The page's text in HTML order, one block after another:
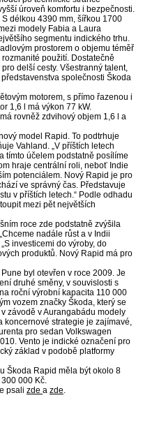
úroveň komfortu i bezpečnosti.
délkou 4390 mm, šířkou 1700
modely Fabia a Laura
segmentu indického trhu.
prostorem o objemu téměř
použití. Dostatečně
delší cesty. Všestranný talent,
společnosti Škoda
motorem, s přímo řazenou i
1,6 l má výkon 77 kW.
rovněž zdvihový objem 1,6 l a
model Rapid. To podtrhuje
Vahland. „V příštích letech
tímto účelem podstatně posílíme
hraje centrální roli, neboť Indie
potenciálem. Nový Rapid je pro
ve správný čas. Představuje
v příštích letech.“ Podle odhadu
mezi pět největších
roce zde podstatně zvýšila
nadále růst a v Indii
investicemi do výroby, do
produktů. Nový Rapid má pro
byl otevřen v roce 2009. Je
druhé směny, v souvislosti s
roční výrobní kapacita 110 000
vozem značky Škoda, který se
závodě v Aurangabádu modely
koncernové strategie je zajímavé,
pro sedan Volkswagen
Vento je indické označení pro
základ v podobě platformy
Škoda Rapid měla být okolo 8
000 Kč.
psali zde a zde.